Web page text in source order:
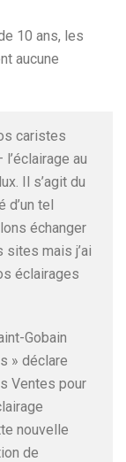
10 ans, les
aucune
caristes
au
Il s’agit du
d’un tel
échanger
mais j’ai
éclairages
Gobain
» déclare
Ventes pour
nouvelle
de